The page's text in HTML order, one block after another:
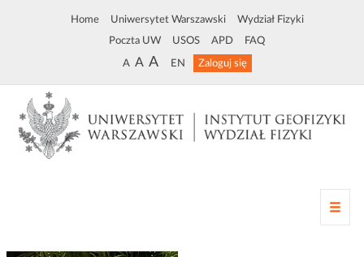
Home Uniwersytet Warszawski Wydział Fizyki
Poczta UW USOS APD FAQ
A A A EN Zaloguj się
Z
m